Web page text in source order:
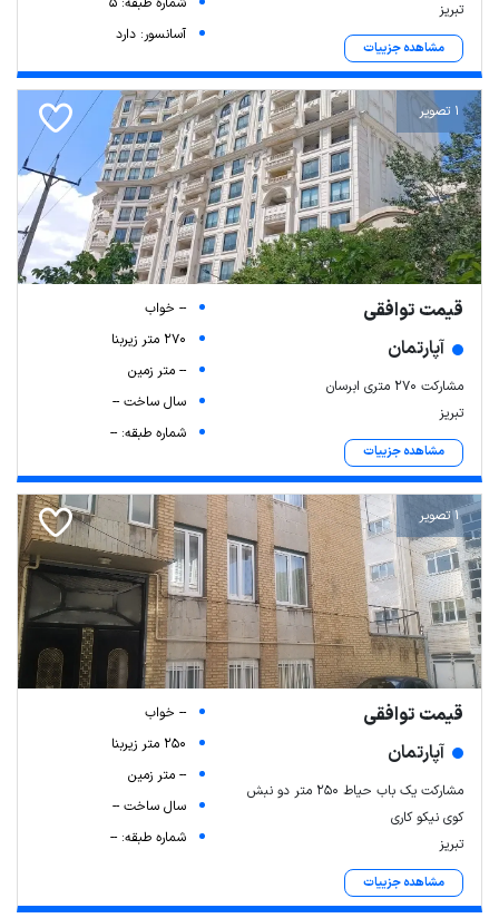
تبریز
مشاهده جزییات
آسانسور: دارد
1 تصویر
قیمت توافقی
آپارتمان
مشارکت ۲۷۰ متری ابرسان
تبریز
مشاهده جزییات
-- خواب
270 متر زیربنا
-- متر زمین
سال ساخت --
شماره طبقه: --
1 تصویر
قیمت توافقی
آپارتمان
مشارکت یک باب حیاط ۲۵۰ متر دو نبش
کوی نیکو کاری
تبریز
مشاهده جزییات
-- خواب
250 متر زیربنا
-- متر زمین
سال ساخت --
شماره طبقه: --